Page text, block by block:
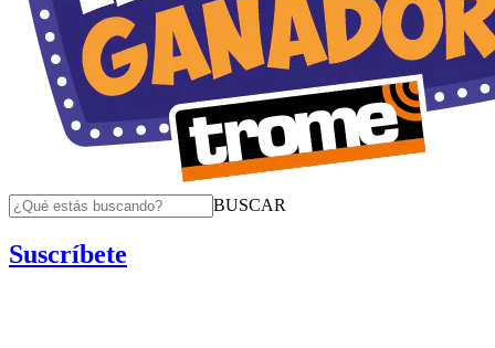
BUSCAR
Suscríbete